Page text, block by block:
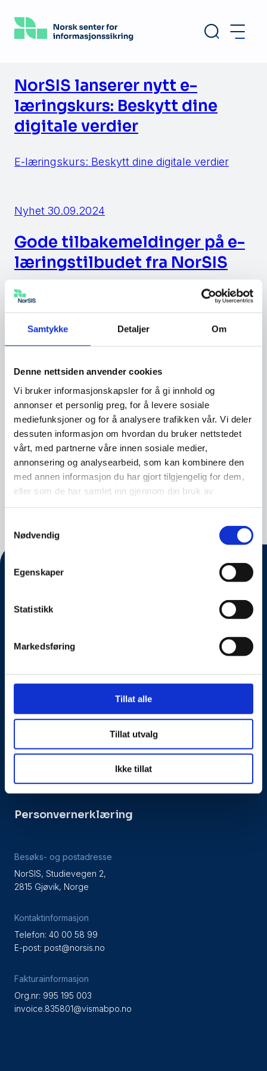
Samtykke Detaljer Om
Denne nettsiden anvender cookies
Vi bruker informasjonskapsler for å gi innhold og
annonser et personlig preg, for å levere sosiale
mediefunksjoner og for å analysere trafikken vår. Vi deler
dessuten informasjon om hvordan du bruker nettstedet
vårt, med partnerne våre innen sosiale medier,
annonsering og analysearbeid, som kan kombinere den
med annen informasjon du har gjort tilgjengelig for dem,
eller som de har samlet inn gjennom din bruk av
Nødvendig
Egenskaper
Statistikk
Markedsføring
Tillat alle
Tillat utvalg
Ikke tillat
hovedinnhold
NorSIS lanserer nytt e-
læringskurs: Beskytt dine
digitale verdier
E-læringskurs: Beskytt dine digitale verdier
Nyhet 30.09.2024
Gode tilbakemeldinger på e-
læringstilbudet fra NorSIS
NorSIS tilbyr e-læring sammen med
opplæringsplattformen Motimate. Dette er en
oppfrisket og forbedret versjon av fjorårets
«Trygg digital hverdag». Tilbakemeldingene fra
noen av brukerne av årets oppdaterte e-
kombinerer elementer som spill, quiz og
animasjoner treffer. Dette har også vært målet
ved utformingen av de forskjellige modulene –
de skal bidra […]
Nyhet12.10.2022
Kontakt oss
Tilgjengelighetserklæring
Personvernerklæring
Besøks- og postadresse
NorSIS, Studievegen 2,
2815 Gjøvik, Norge
Kontaktinformasjon
Telefon: 40 00 58 99
E-post: post@norsis.no
Fakturainformasjon
Org.nr: 995 195 003
invoice.835801@vismabpo.no